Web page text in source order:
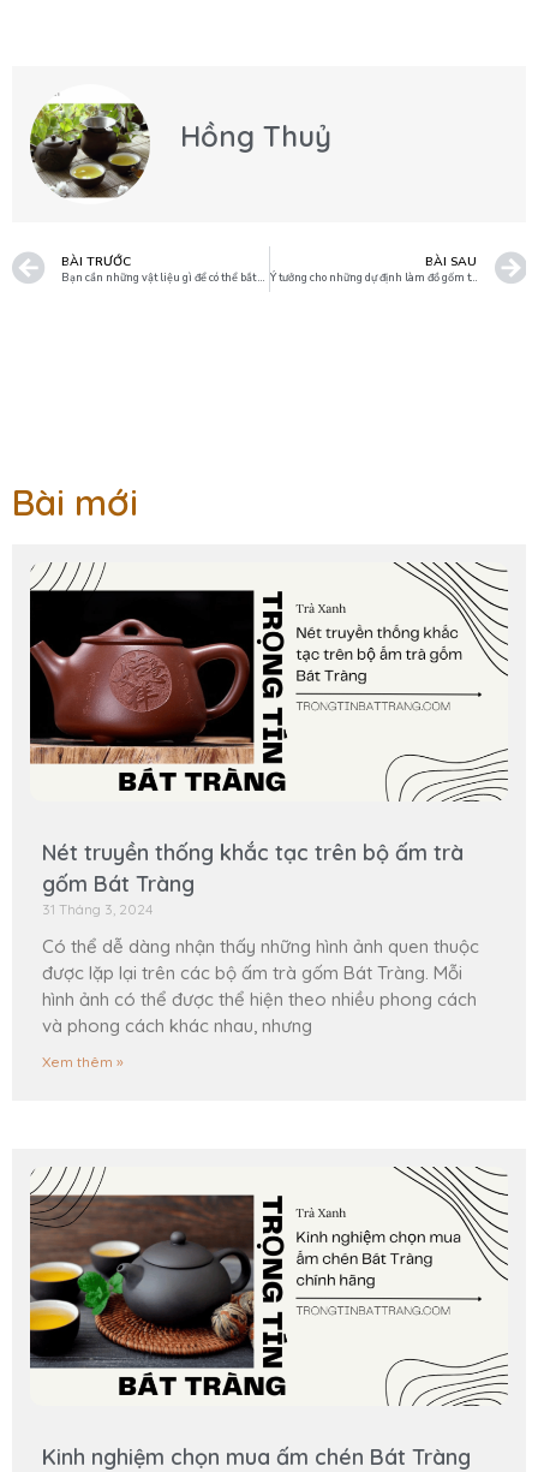
Hồng Thuỷ
BÀI TRƯỚC
Bạn cần những vật liệu gì để có thể bắt đầu làm đồ gốm thủ công?
BÀI SAU
Ý tưởng cho những dự định làm đồ gốm thủ công một cách độc đáo.
Bài mới
Nét truyền thống khắc tạc trên bộ ấm trà
gốm Bát Tràng
31 Tháng 3, 2024
Có thể dễ dàng nhận thấy những hình ảnh quen thuộc
được lặp lại trên các bộ ấm trà gốm Bát Tràng. Mỗi
hình ảnh có thể được thể hiện theo nhiều phong cách
và phong cách khác nhau, nhưng
Xem thêm »
Kinh nghiệm chọn mua ấm chén Bát Tràng